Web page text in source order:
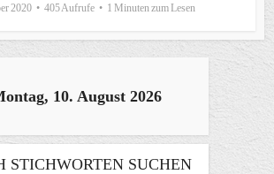
2020 405 Aufrufe 1 Minuten zum Lesen
10. August 2026
STICHWORTEN SUCHEN